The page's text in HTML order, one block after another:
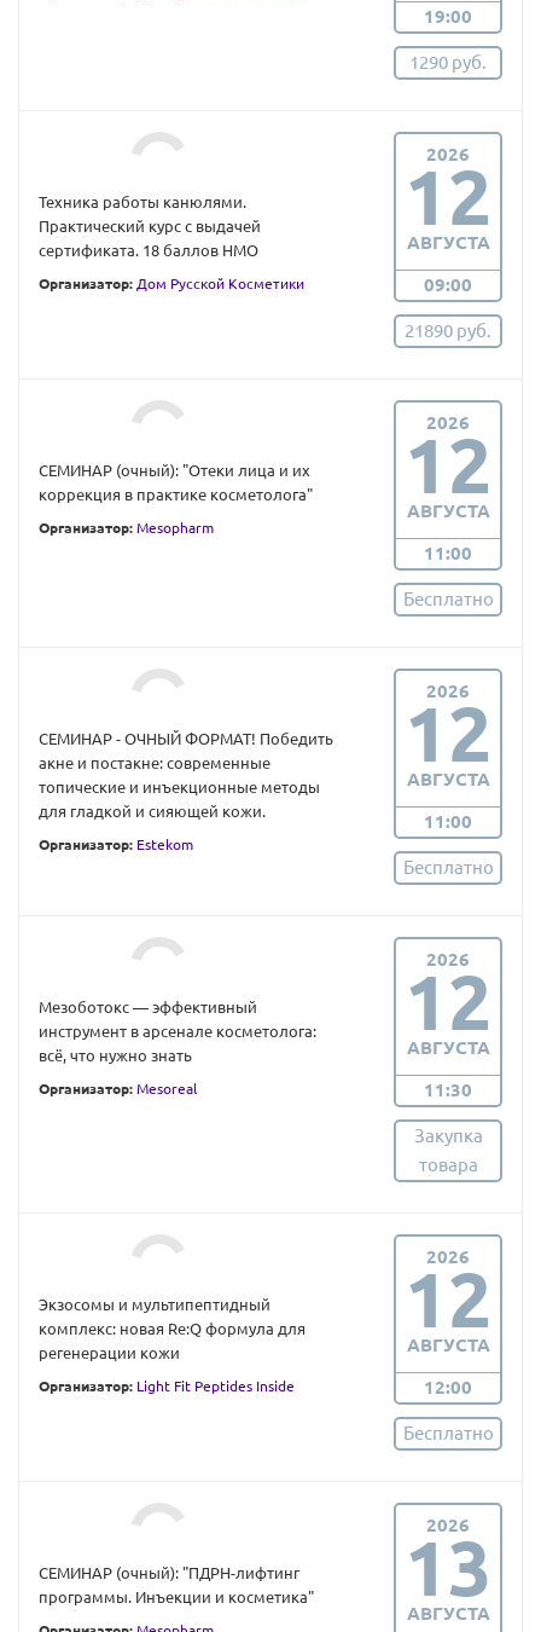
19:00
1290 руб.
Техника работы канюлями.
Практический курс с выдачей
сертификата. 18 баллов НМО
Организатор: Дом Русской Косметики
2026
12
АВГУСТА
09:00
21890 руб.
СЕМИНАР (очный): "Отеки лица и их
коррекция в практике косметолога"
Организатор: Mesopharm
2026
12
АВГУСТА
11:00
Бесплатно
СЕМИНАР - ОЧНЫЙ ФОРМАТ! Победить
акне и постакне: современные
топические и инъекционные методы
для гладкой и сияющей кожи.
Организатор: Estekom
2026
12
АВГУСТА
11:00
Бесплатно
Мезоботокс — эффективный
инструмент в арсенале косметолога:
всё, что нужно знать
Организатор: Mesoreal
2026
12
АВГУСТА
11:30
Закупка
товара
Экзосомы и мультипептидный
комплекс: новая Re:Q формула для
регенерации кожи
Организатор: Light Fit Peptides Inside
2026
12
АВГУСТА
12:00
Бесплатно
СЕМИНАР (очный): "ПДРН-лифтинг
программы. Инъекции и косметика"
2026
13
АВГУСТА